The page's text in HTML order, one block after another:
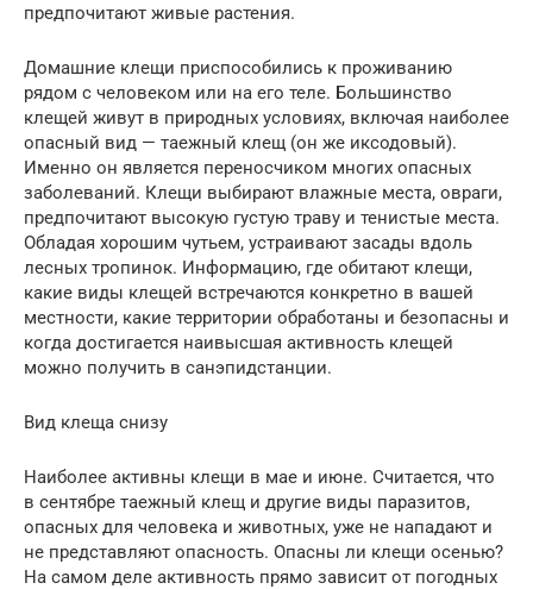
предпочитают живые растения.
Домашние клещи приспособились к проживанию
рядом с человеком или на его теле. Большинство
клещей живут в природных условиях, включая наиболее
опасный вид — таежный клещ (он же иксодовый).
Именно он является переносчиком многих опасных
заболеваний. Клещи выбирают влажные места, овраги,
предпочитают высокую густую траву и тенистые места.
Обладая хорошим чутьем, устраивают засады вдоль
лесных тропинок. Информацию, где обитают клещи,
какие виды клещей встречаются конкретно в вашей
местности, какие территории обработаны и безопасны и
когда достигается наивысшая активность клещей
можно получить в санэпидстанции.
Вид клеща снизу
Наиболее активны клещи в мае и июне. Считается, что
в сентябре таежный клещ и другие виды паразитов,
опасных для человека и животных, уже не нападают и
не представляют опасность. Опасны ли клещи осенью?
На самом деле активность прямо зависит от погодных